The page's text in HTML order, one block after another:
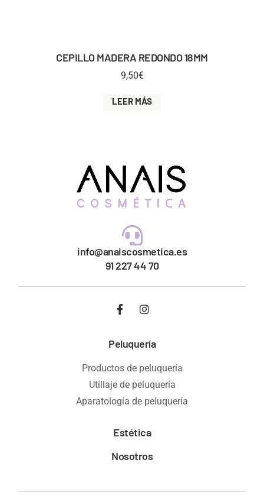
CEPILLO MADERA REDONDO 18MM
9,50€
LEER MÁS
info@anaiscosmetica.es
91 227 44 70
Peluquería
Productos de peluquería
Utillaje de peluquería
Aparatología de peluquería
Estética
Nosotros